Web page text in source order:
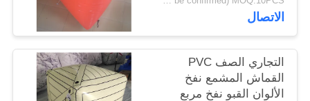
الاتصال
التجاري الصف PVC
القماش المشمع نفخ
الألوان القبو نفخ مربع